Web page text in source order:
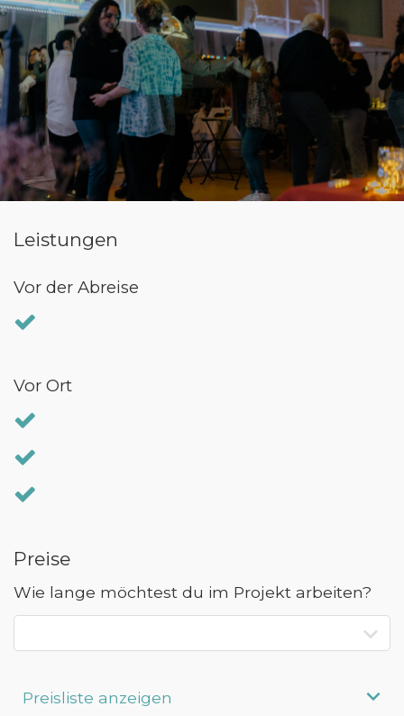
Leistungen
Vor der Abreise
Vor Ort
Preise
Wie lange möchtest du im Projekt arbeiten?
Preisliste anzeigen